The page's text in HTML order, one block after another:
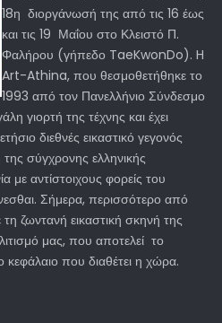
18η διοργάνωσή της από τις 16 έως
και τις 19 Μαΐου στο Κλειστό Π.
Φαλήρου (γήπεδο TaeKwonDo). H
Art-Athina, που θεσμοθετήθηκε το
1993 από τον Πανελλήνιο Σύνδεσμο
γιορτή της τέχνης και έχει
διεθνές εικαστικό γεγονός
σύγχρονης ελληνικής
με αντίστοιχους φορείς του
Σήμερα, περισσότερο από
ζωντανή εικαστική σκηνή της
μας, που αποτελεί το
κεφάλαιο που διαθέτει η χώρα.